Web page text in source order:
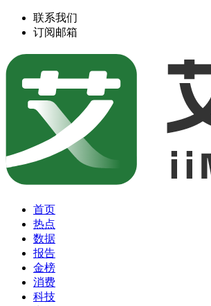
联系我们
订阅邮箱
首页
热点
数据
报告
金榜
消费
科技